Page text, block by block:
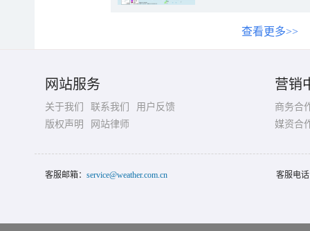
查看更多>>
网站服务
关于我们 联系我们
用户反馈
版权声明
网站律师
营销
商务合
媒资合
客服邮箱： service@weather.com.cn 客服电